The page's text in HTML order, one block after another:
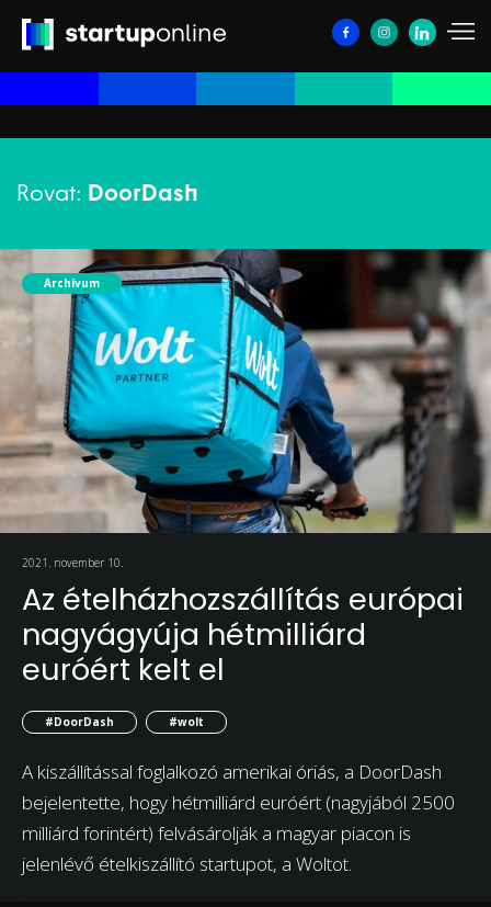
Rovat: DoorDash
Archívum
2021. november 10.
Az ételházhozszállítás európai
nagyágyúja hétmilliárd
euróért kelt el
#DoorDash #wolt
A kiszállítással foglalkozó amerikai óriás, a DoorDash
bejelentette, hogy hétmilliárd euróért (nagyjából 2500
milliárd forintért) felvásárolják a magyar piacon is
jelenlévő ételkiszállító startupot, a Woltot.